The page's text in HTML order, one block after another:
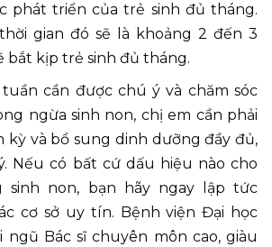
phát triển của trẻ sinh đủ tháng.
gian đó sẽ là khoảng 2 đến 3
bắt kịp trẻ sinh đủ tháng.
tuần cần được chú ý và chăm sóc
ngừa sinh non, chị em cần phải
kỳ và bổ sung dinh dưỡng đầy đủ,
Nếu có bất cứ dấu hiệu nào cho
sinh non, bạn hãy ngay lập tức
cơ sở uy tín. Bệnh viện Đại học
ngũ Bác sĩ chuyên môn cao, giàu